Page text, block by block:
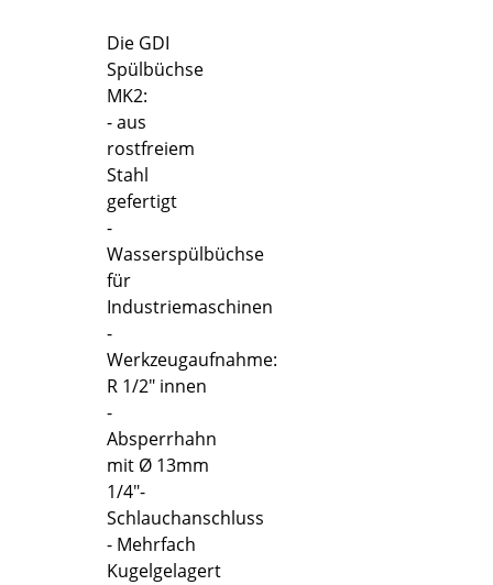
Die GDI
Spülbüchse
MK2:
- aus
rostfreiem
Stahl
gefertigt
-
Wasserspülbüchse
für
Industriemaschinen
-
Werkzeugaufnahme:
R 1/2" innen
-
Absperrhahn
mit Ø 13mm
1/4"-
Schlauchanschluss
- Mehrfach
Kugelgelagert